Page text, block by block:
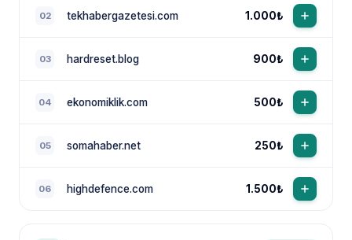
02 tekhabergazetesi.com 1.000₺
03 hardreset.blog 900₺
04 ekonomiklik.com 500₺
05 somahaber.net 250₺
06 highdefence.com 1.500₺
NewsTanıtım AI Asistan